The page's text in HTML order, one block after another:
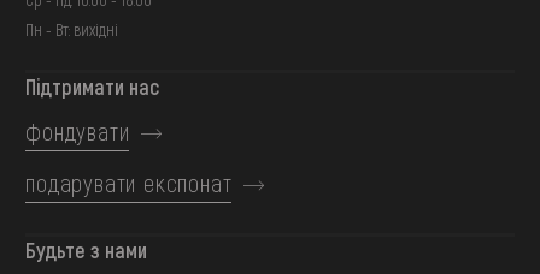
Пн - Вт: вихідні
Підтримати нас
фондувати
подарувати експонат
Будьте з нами